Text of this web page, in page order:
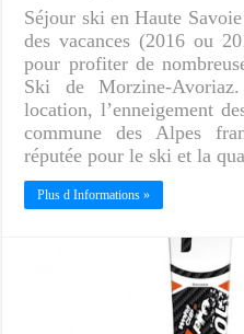
Séjour ski en Haute
des vacances (2016 ou
pour profiter de
Ski de Morzine-
location, l’enneigement
commune des Alpes
réputée pour le ski et la
Plus d Informations »